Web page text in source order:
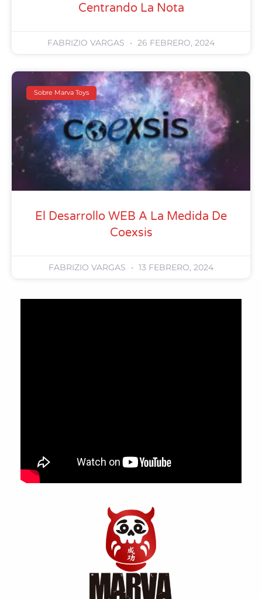
Centrando La Nota
FABRIZIO VARGAS 26 FEBRERO, 2024
Sobre Marva Toys
El Desarrollo WEB A La Medida De
Coexsis
FABRIZIO VARGAS 13 FEBRERO, 2024